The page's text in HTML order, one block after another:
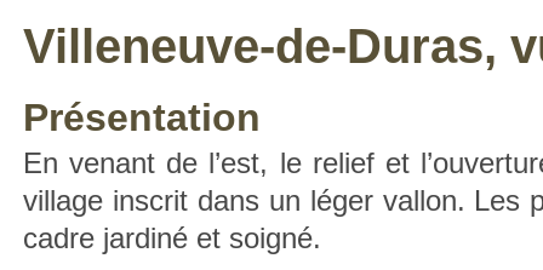
Villeneuve-de-Duras,
Présentation
En venant de l’est, le relief et
village inscrit dans un léger vallon. Les
cadre jardiné et soigné.